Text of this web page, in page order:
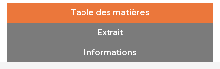
Table des matières
Extrait
Informations